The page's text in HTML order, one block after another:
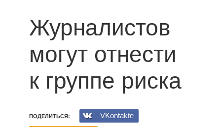
Журналистов
могут отнести
к группе риска
ПОДЕЛИТЬСЯ:
VKontakte